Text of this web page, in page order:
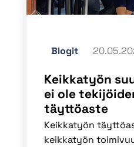
Blogit
Keikkatyön
ei ole
täyttöaste
Keikkatyön
keikkatyön